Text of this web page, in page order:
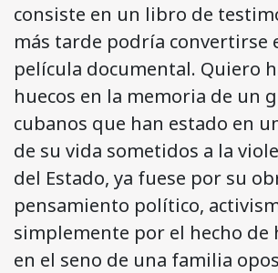
consiste en un libro de
más tarde podría convertirse
película documental. Quiero
huecos en la memoria de un
cubanos que han estado en
de su vida sometidos a la
del Estado, ya fuese por su
pensamiento político,
simplemente por el hecho de
en el seno de una familia